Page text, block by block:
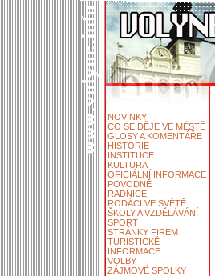
NOVINKY
CO SE DĚJE VE MĚSTĚ
GLOSY A KOMENTÁŘE
HISTORIE
INSTITUCE
KULTURA
OFICIÁLNÍ INFORMACE
POVODNĚ
RADNICE
RODÁCI VE SVĚTĚ
ŠKOLY A VZDĚLÁVÁNÍ
SPORT
STRÁNKY FIREM
TURISTICKÉ
INFORMACE
VOLBY
ZÁJMOVÉ SPOLKY